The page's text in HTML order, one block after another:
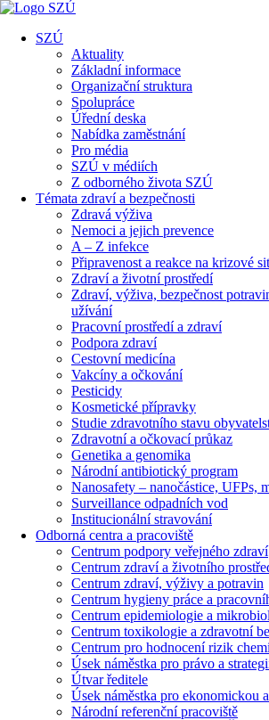
SZÚ
Aktuality
Základní informace
Organizační struktura
Spolupráce
Úřední deska
Nabídka zaměstnání
Pro média
SZÚ v médiích
Z odborného života SZÚ
Témata zdraví a bezpečnosti
Zdravá výživa
Nemoci a jejich prevence
A – Z infekce
Připravenost a reakce na krizové
Zdraví a životní prostředí
Zdraví, výživa, bezpečnost
užívání
Pracovní prostředí a zdraví
Podpora zdraví
Cestovní medicína
Vakcíny a očkování
Pesticidy
Kosmetické přípravky
Studie zdravotního stavu
Zdravotní a očkovací průkaz
Genetika a genomika
Národní antibiotický program
Nanosafety – nanočástice, UFPs,
Surveillance odpadních vod
Institucionální stravování
Odborná centra a pracoviště
Centrum podpory veřejného zdraví
Centrum zdraví a životního
Centrum zdraví, výživy a potravin
Centrum hygieny práce a
Centrum epidemiologie a
Centrum toxikologie a zdravotní
Centrum pro hodnocení rizik
Úsek náměstka pro právo a
Útvar ředitele
Úsek náměstka pro ekonomickou
Národní referenční pracoviště